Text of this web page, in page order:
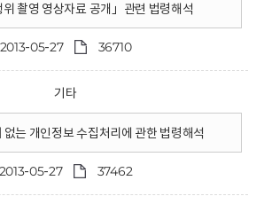
위 촬영 영상자료 공개」관련 법령해석
2013-05-27 36710
기타
는 개인정보 수집처리에 관한 법령해석
2013-05-27 37462